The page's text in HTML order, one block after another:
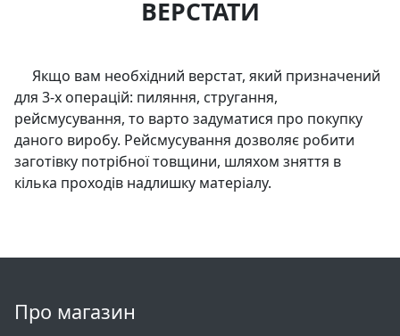
ВЕРСТАТИ
Якщо вам необхідний верстат, який призначений
для 3-х операцій: пиляння, стругання,
рейсмусування, то варто задуматися про покупку
даного виробу. Рейсмусування дозволяє робити
заготівку потрібної товщини, шляхом зняття в
кілька проходів надлишку матеріалу.
Про магазин